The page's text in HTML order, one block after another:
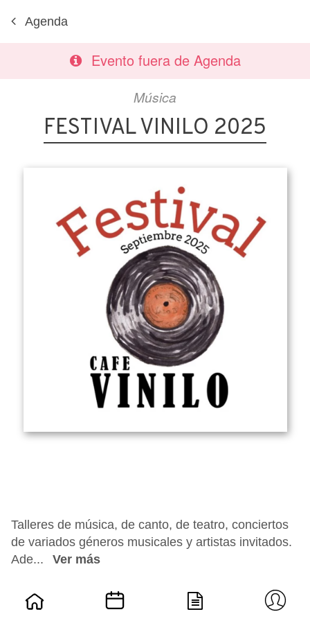
Agenda
Evento fuera de Agenda
Música
FESTIVAL VINILO 2025
Talleres de música, de canto, de teatro, conciertos
de variados géneros musicales y artistas invitados.
Ade...
Ver más